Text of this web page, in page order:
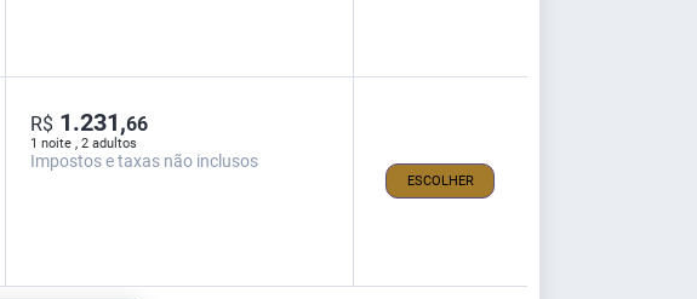
1 noite , 2 adultos
R$ 1.231,66
Impostos e taxas não inclusos
ESCOLHER